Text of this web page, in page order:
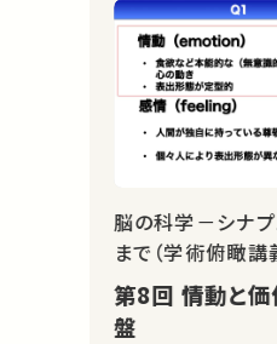
脳の科学－シナ
まで（学術俯瞰講
第8回 情動と価値判断の神経基
盤